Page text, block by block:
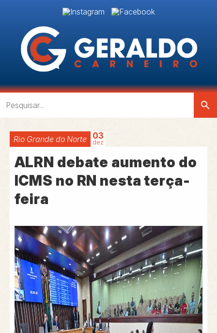
search
Rio Grande do Norte 03
dez
ALRN debate aumento do
ICMS no RN nesta terça-
feira